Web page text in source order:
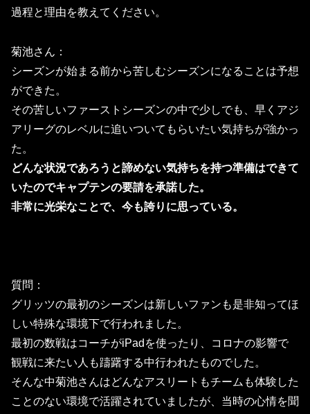
過程と理由を教えてください。
菊池さん：
シーズンが始まる前から苦しむシーズンになることは予想
ができた。
その苦しいファーストシーズンの中で少しでも、早くアジ
アリーグのレベルに追いついてもらいたい気持ちが強かっ
た。
どんな状況であろうと諦めない気持ちを持つ準備はできて
いたのでキャプテンの要請を承諾した。
非常に光栄なことで、今も誇りに思っている。
質問：
グリッツの最初のシーズンは新しいファンも是非知ってほ
しい特殊な環境下で行われました。
最初の数戦はコーチがiPadを使ったり、
コロナの影響で
観戦に来たい人も躊躇する中行われたものでした。
そんな中菊池さんはどんなアスリートもチームも体験した
ことのない環境で活躍されていましたが、 当時の心情を聞